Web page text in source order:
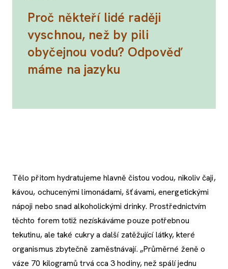
Proč někteří lidé raději
vyschnou, než by pili
obyčejnou vodu? Odpověď
máme na jazyku
Tělo přitom hydratujeme hlavně čistou vodou, nikoliv čaji,
kávou, ochucenými limonádami, šťávami, energetickými
nápoji nebo snad alkoholickými drinky. Prostřednictvím
těchto forem totiž nezískáváme pouze potřebnou
tekutinu, ale také cukry a další zatěžující látky, které
organismus zbytečně zaměstnávají. „Průměrné ženě o
váze 70 kilogramů trvá cca 3 hodiny, než spálí jednu